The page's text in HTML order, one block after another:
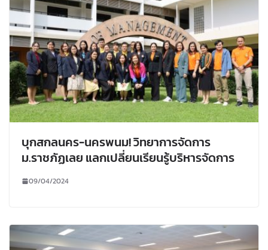
บุกสกลนคร-นครพนม! วิทยาการจัดการ
ม.ราชภัฏเลย แลกเปลี่ยนเรียนรู้บริหารจัดการ
09/04/2024